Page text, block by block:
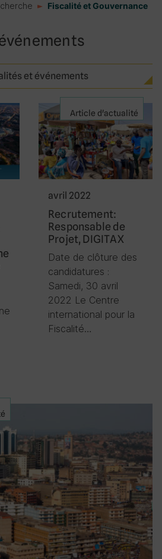
Fiscalité et Gouvernance
et événements
Article d'actualité
avril 2022
Recrutement:
Responsable de
Projet, DIGITAX
Date de clôture des
candidatures :
Samedi, 30 avril
2022 Le Centre
international pour la
Fiscalité…